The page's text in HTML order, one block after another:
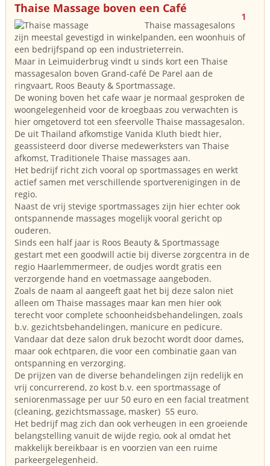
Thaise Massage boven een Café
1
Thaise massagesalons
zijn meestal gevestigd in winkelpanden, een woonhuis of
een bedrijfspand op een industrieterrein.
Maar in Leimuiderbrug vindt u sinds kort een Thaise
massagesalon boven Grand-café De Parel aan de
ringvaart, Roos Beauty & Sportmassage.
De woning boven het cafe waar je normaal gesproken de
woongelegenheid voor de kroegbaas zou verwachten is
hier omgetoverd tot een sfeervolle Thaise massagesalon.
De uit Thailand afkomstige Vanida Kluth biedt hier,
geassisteerd door diverse medewerksters van Thaise
afkomst, Traditionele Thaise massages aan.
Het bedrijf richt zich vooral op sportmassages en werkt
actief samen met verschillende sportverenigingen in de
regio.
Naast de vrij stevige sportmassages zijn hier echter ook
ontspannende massages mogelijk vooral gericht op
ouderen.
Sinds een half jaar is Roos Beauty & Sportmassage
gestart met een goodwill actie bij diverse zorgcentra in de
regio Haarlemmermeer, de oudjes wordt gratis een
verzorgende hand en voetmassage aangeboden.
Zoals de naam al aangeeft gaat het bij deze salon niet
alleen om Thaise massages maar kan men hier ook
terecht voor complete schoonheidsbehandelingen, zoals
b.v. gezichtsbehandelingen, manicure en pedicure.
Vandaar dat deze salon druk bezocht wordt door dames,
maar ook echtparen, die voor een combinatie gaan van
ontspanning en verzorging.
De prijzen van de diverse behandelingen zijn redelijk en
vrij concurrerend, zo kost b.v. een sportmassage of
seniorenmassage per uur 50 euro en een facial treatment
(cleaning, gezichtsmassage, masker) 55 euro.
Het bedrijf mag zich dan ook verheugen in een groeiende
belangstelling vanuit de wijde regio, ook al omdat het
makkelijk bereikbaar is en voorzien van een ruime
parkeergelegenheid.